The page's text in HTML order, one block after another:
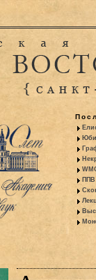
ППВ